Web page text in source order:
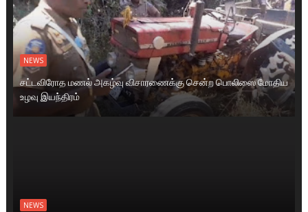
NEWS
சட்டவிரோத மணல் அகழ்வு விசாரணைக்கு சென்ற பொலிஸை மோதிய
உழவு இயந்திரம்
NEWS